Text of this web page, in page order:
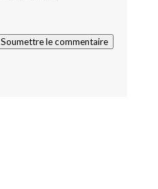
Soumettre le commentaire